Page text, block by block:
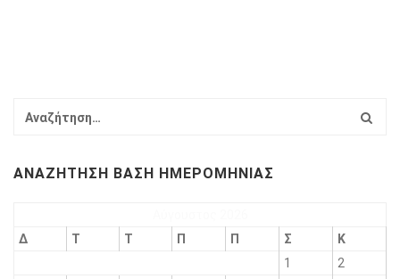
ΑΝΑΖΉΤΗΣΗ ΒΆΣΗ ΗΜΕΡΟΜΗΝΊΑΣ
Δ
Τ Τ Π Π Σ
Κ
1
2